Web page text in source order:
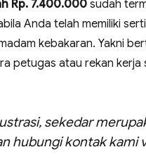
Rp. 7.400.000sudah
Anda telah memiliki
kebakaran. Yakni
petugas atau rekan kerja
sekedar
hubungi kontak kami